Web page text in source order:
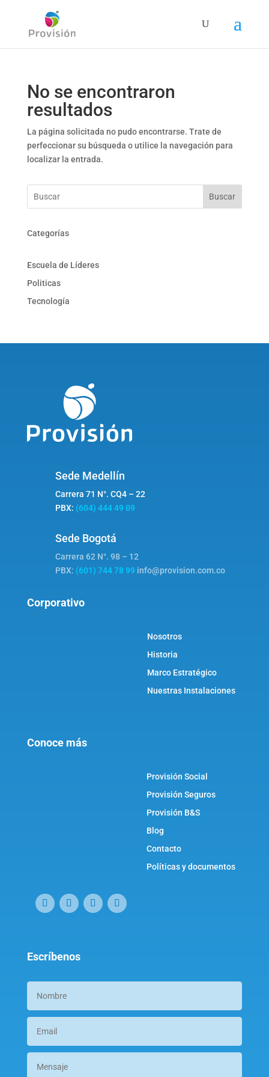
No se encontraron
resultados
La página solicitada no pudo encontrarse. Trate de
perfeccionar su búsqueda o utilice la navegación para
localizar la entrada.
Buscar
Categorías
Escuela de Líderes
Politicas
Tecnología
Sede Medellín
Carrera 71 N°. CQ4 – 22
PBX: (604) 444 49 09
Sede Bogotá
Carrera 62 N°. 98 – 12
PBX: (601) 744 78 99 info@provision.com.co
Corporativo
Nosotros
Historia
Marco Estratégico
Nuestras Instalaciones
Conoce más
Provisión Social
Provisión Seguros
Provisión B&S
Blog
Contacto
Políticas y documentos
Escríbenos